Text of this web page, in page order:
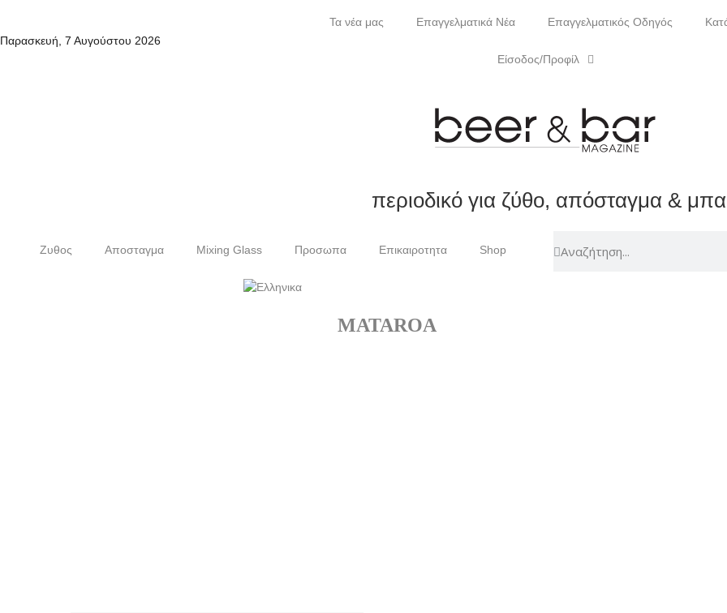
Παρασκευή, 7 Αυγούστου 2026
Τα νέα μας Επαγγελματικά Νέα Επαγγελματικός Οδηγός
Είσοδος/Προφίλ
περιοδικό για ζύθο, απόσταγμα &
Ζυθος Αποσταγμα Mixing Glass Προσωπα Επικαιροτητα Shop
MATAROA